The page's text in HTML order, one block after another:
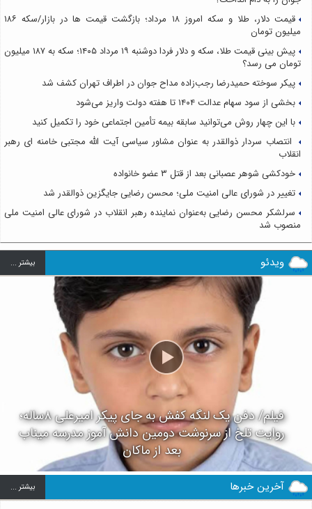
قیمت دلار، طلا و سکه امروز ۱۸ مرداد؛ بازگشت قیمت ها در بازار/سکه ۱۸۶
میلیون تومان
پیش بینی قیمت طلا، سکه و دلار فردا دوشنبه ۱۹ مرداد ۱۴۰۵؛ سکه به ۱۸۷ میلیون
تومان می رسد؟
پیکر سوخته حمیدرضا رجب‌زاده مداح جوان در اطراف تهران کشف شد
بخشی از سود سهام عدالت ۱۴۰۴ تا هفته دولت واریز می‌شود
با این چهار روش می‌توانید سابقه بیمه تأمین اجتماعی خود را تکمیل کنید
انتصاب سردار ذوالقدر به عنوان مشاور سیاسی آیت الله مجتبی خامنه ای رهبر
انقلاب
خودکشی شوهر عصبانی بعد از قتل ۳ عضو خانواده
تغییر در شورای عالی امنیت ملی؛ محسن رضایی جایگزین ذوالقدر شد
سرلشکر محسن رضایی به‌عنوان نماینده رهبر انقلاب در شورای عالی امنیت ملی
منصوب شد
ویدئو بيشتر ...
فیلم/ دفن یک لنگه کفش به جای پیکر امیرعلی ۸ساله؛
روایت تلخ از سرنوشت دومین دانش آموز مدرسه میناب
بعد از ماکان
آخرین خبرها بيشتر ...